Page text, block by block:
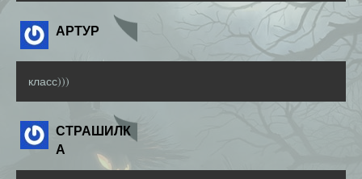
АРТУР
класс)))
СТРАШИЛК
А